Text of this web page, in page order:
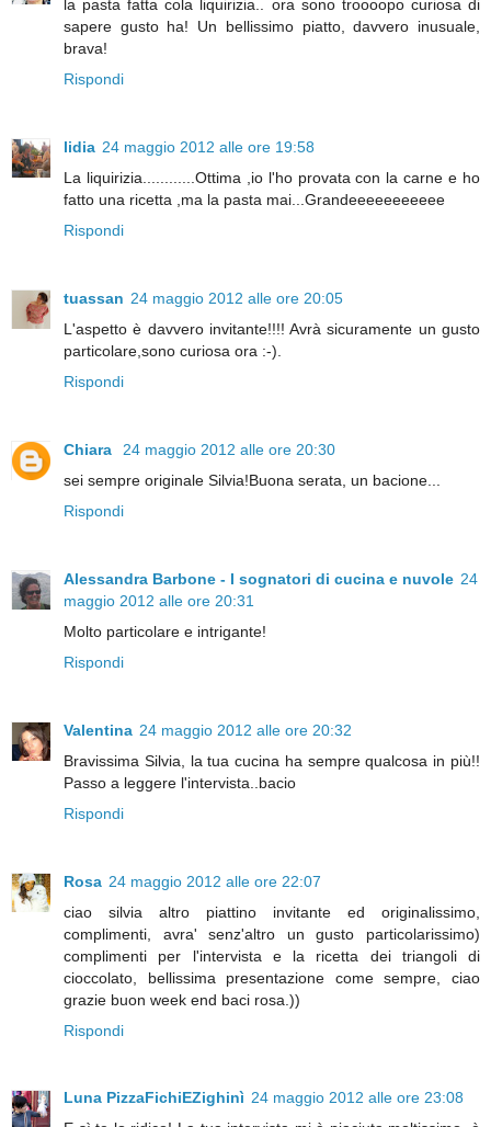
la pasta fatta cola liquirizia.. ora sono troooopo curiosa di
sapere gusto ha! Un bellissimo piatto, davvero inusuale,
brava!
Rispondi
lidia 24 maggio 2012 alle ore 19:58
La liquirizia............Ottima ,io l'ho provata con la carne e ho
fatto una ricetta ,ma la pasta mai...Grandeeeeeeeeeee
Rispondi
tuassan 24 maggio 2012 alle ore 20:05
L'aspetto è davvero invitante!!!! Avrà sicuramente un gusto
particolare,sono curiosa ora :-).
Rispondi
Chiara
24 maggio 2012 alle ore 20:30
sei sempre originale Silvia!Buona serata, un bacione...
Rispondi
Alessandra Barbone - I sognatori di cucina e nuvole 24
maggio 2012 alle ore 20:31
Molto particolare e intrigante!
Rispondi
Valentina 24 maggio 2012 alle ore 20:32
Bravissima Silvia, la tua cucina ha sempre qualcosa in più!!
Passo a leggere l'intervista..bacio
Rispondi
Rosa 24 maggio 2012 alle ore 22:07
ciao silvia altro piattino invitante ed originalissimo,
complimenti, avra' senz'altro un gusto particolarissimo)
complimenti per l'intervista e la ricetta dei triangoli di
cioccolato, bellissima presentazione come sempre, ciao
grazie buon week end baci rosa.))
Rispondi
Luna PizzaFichiEZighinì 24 maggio 2012 alle ore 23:08